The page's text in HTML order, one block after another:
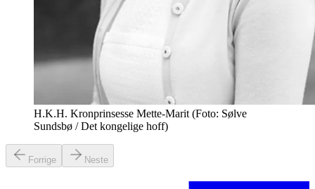
H.K.H. Kronprinsesse Mette-Marit (Foto: Sølve
Sundsbø / Det kongelige hoff)
Forrige Neste